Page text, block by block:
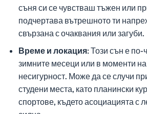
съня си се чувстваш тъжен или
подчертава вътрешното ти
свързана с очаквания или загуби.
Време и локация:Този сън е по-
зимните месеци или в моменти на
несигурност. Може да се случи
студени места, като планински
спортове, където асоциацията с